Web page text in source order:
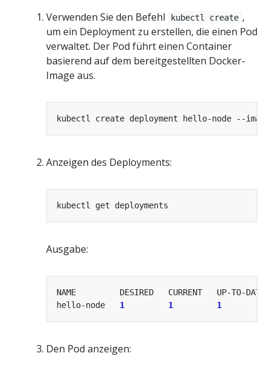
Verwenden Sie den Befehl
kubectl create ,
um ein Deployment zu erstellen, die einen Pod
verwaltet. Der Pod führt einen Container
basierend auf dem bereitgestellten Docker-
Image aus.
kubectl create deployment hello-node --image
Anzeigen des Deployments:
Ausgabe:
hello-node 1 1 1
Den Pod anzeigen: